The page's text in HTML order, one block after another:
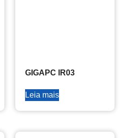
GIGAPC IR03
Leia mais